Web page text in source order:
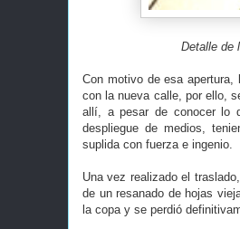
Detalle de
Con motivo de esa
con la nueva calle, por ello,
allí, a pesar de conocer lo
despliegue de medios,
suplida con fuerza e ingenio.
Una vez realizado el
de un resanado de hojas
la copa y se perdió